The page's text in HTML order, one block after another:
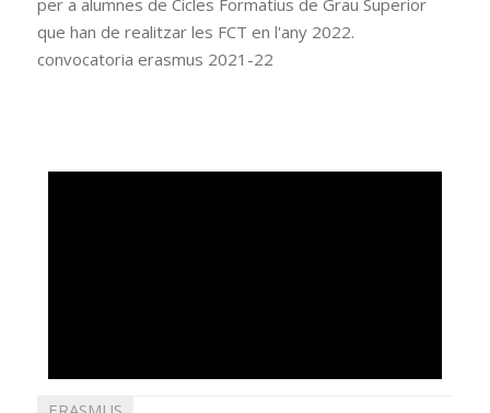
per a alumnes de Cicles Formatius de Grau Superior
que han de realitzar les FCT en l'any 2022.
convocatoria erasmus 2021-22